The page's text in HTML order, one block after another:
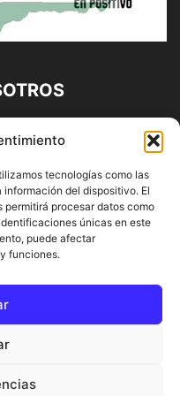
tecnologías como las
del dispositivo. El
procesar datos como
únicas en este
puede afectar
funciones.
Propiedad de
95 71 95 | Noticias de
y Provincia|
INFORMÁTICA ALHAURÍN